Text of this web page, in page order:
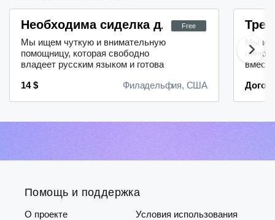
Free
14 $ Филадельфия, США
Необходима сиделка для ухода за
Мы ищем чуткую и внимательную
помощницу, которая свободно
владеет русским языком и готова
предстоит делать:- оказывать
лекарства принимались в
кандидат...
Мы
няню,
Помощь и поддержка
О проекте
Условия использования